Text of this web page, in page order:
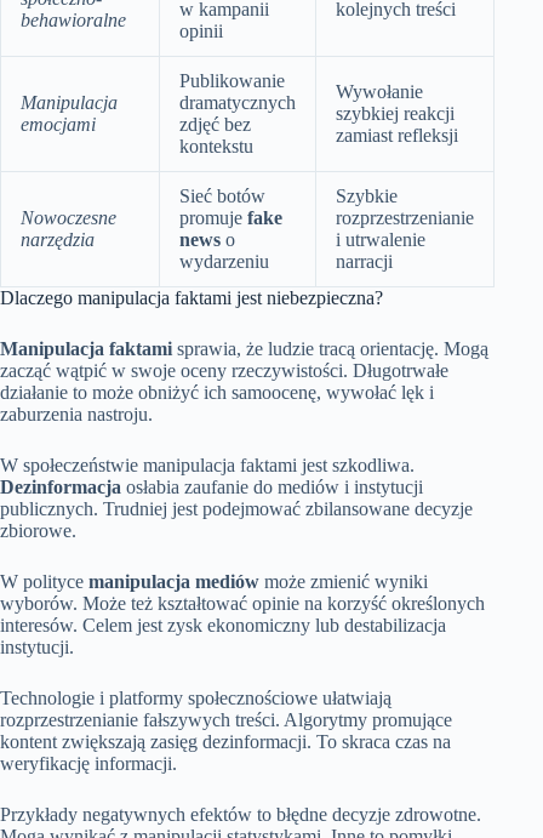
behawioralne
w kampanii
opinii
kolejnych treści
Manipulacja
emocjami
Publikowanie
dramatycznych
zdjęć bez
kontekstu
Wywołanie
szybkiej reakcji
zamiast refleksji
Nowoczesne
narzędzia
Sieć botów
promuje fake
news o
wydarzeniu
Szybkie
rozprzestrzenianie
i utrwalenie
narracji
Dlaczego manipulacja faktami jest niebezpieczna?
Manipulacja faktami sprawia, że ludzie tracą orientację. Mogą
zacząć wątpić w swoje oceny rzeczywistości. Długotrwałe
działanie to może obniżyć ich samoocenę, wywołać lęk i
zaburzenia nastroju.
W społeczeństwie manipulacja faktami jest szkodliwa.
Dezinformacja osłabia zaufanie do mediów i instytucji
publicznych. Trudniej jest podejmować zbilansowane decyzje
zbiorowe.
W polityce manipulacja mediów może zmienić wyniki
wyborów. Może też kształtować opinie na korzyść określonych
interesów. Celem jest zysk ekonomiczny lub destabilizacja
instytucji.
Technologie i platformy społecznościowe ułatwiają
rozprzestrzenianie fałszywych treści. Algorytmy promujące
kontent zwiększają zasięg dezinformacji. To skraca czas na
weryfikację informacji.
Przykłady negatywnych efektów to błędne decyzje zdrowotne.